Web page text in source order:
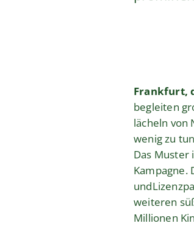
Frankfurt,
begleiten
lächeln von
wenig zu
Das Muster
Kampagne.
weiteren
Millionen